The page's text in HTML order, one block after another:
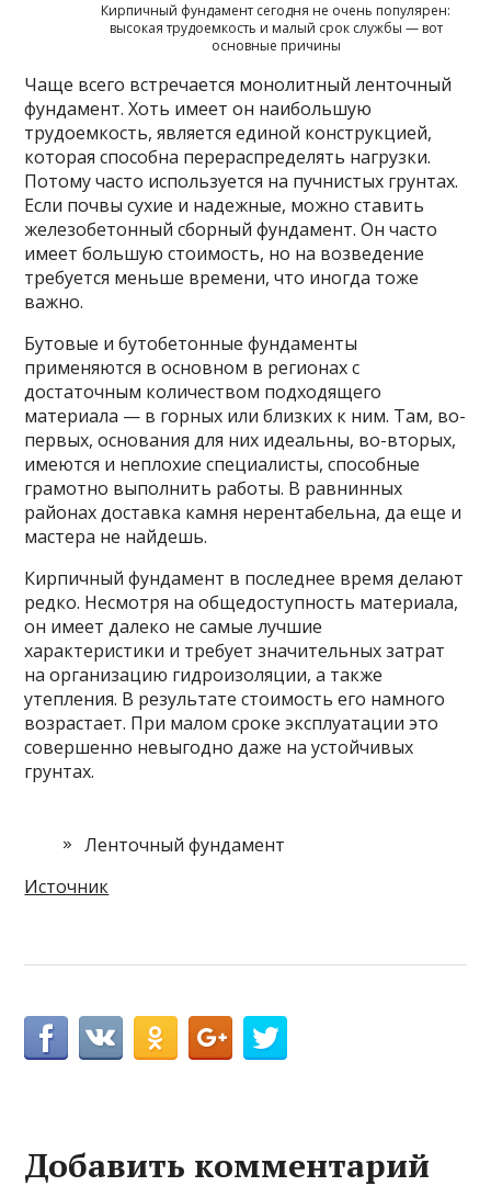
Кирпичный фундамент сегодня не очень популярен:
высокая трудоемкость и малый срок службы — вот
основные причины
Чаще всего встречается монолитный ленточный
фундамент. Хоть имеет он наибольшую
трудоемкость, является единой конструкцией,
которая способна перераспределять нагрузки.
Потому часто используется на пучнистых грунтах.
Если почвы сухие и надежные, можно ставить
железобетонный сборный фундамент. Он часто
имеет большую стоимость, но на возведение
требуется меньше времени, что иногда тоже
важно.
Бутовые и бутобетонные фундаменты
применяются в основном в регионах с
достаточным количеством подходящего
материала — в горных или близких к ним. Там, во-
первых, основания для них идеальны, во-вторых,
имеются и неплохие специалисты, способные
грамотно выполнить работы. В равнинных
районах доставка камня нерентабельна, да еще и
мастера не найдешь.
Кирпичный фундамент в последнее время делают
редко. Несмотря на общедоступность материала,
он имеет далеко не самые лучшие
характеристики и требует значительных затрат
на организацию гидроизоляции, а также
утепления. В результате стоимость его намного
возрастает. При малом сроке эксплуатации это
совершенно невыгодно даже на устойчивых
грунтах.
Ленточный фундамент
Источник
Добавить комментарий